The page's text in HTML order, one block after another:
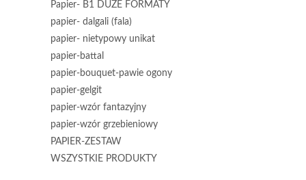
Papier- B1 DUŻE FORMATY
papier- dalgali (fala)
papier- nietypowy unikat
papier-battal
papier-bouquet-pawie ogony
papier-gelgit
papier-wzór fantazyjny
papier-wzór grzebieniowy
PAPIER-ZESTAW
WSZYSTKIE PRODUKTY